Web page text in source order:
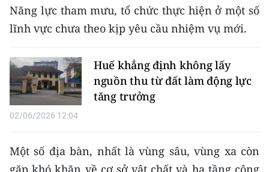
Media Giáo dục
Media Y tế
Media Khoa học - Công nghệ
Media Môi trường
Ảnh
Năng lực tham mưu, tổ chức thực hiện ở một số
lĩnh vực chưa theo kịp yêu cầu nhiệm vụ mới.
Huế khẳng định không lấy
nguồn thu từ đất làm động lực
tăng trưởng
02/06/2026 12:04
Một số địa bàn, nhất là vùng sâu, vùng xa còn
gặp khó khăn về cơ sở vật chất và hạ tầng công